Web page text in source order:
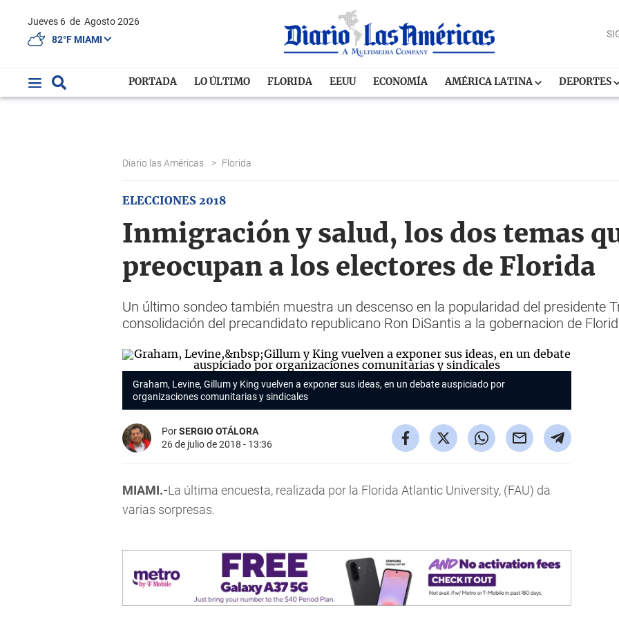
Jueves 6 de Agosto 2026
82°F MIAMI
PORTADA LO ÚLTIMO FLORIDA EEUU ECONOMÍA AMÉRICA LATINA DEPORTES
Diario las Américas > Florida
ELECCIONES 2018
Inmigración y salud, los dos temas
preocupan a los electores de Florida
Un último sondeo también muestra un descenso en la popularidad del presidente
consolidación del precandidato republicano Ron DiSantis a la gobernacion de
Graham, Levine, Gillum y King vuelven a exponer sus ideas, en un debate auspiciado por
organizaciones comunitarias y sindicales
PorSERGIO OTÁLORA
26 de julio de 2018 - 13:36
MIAMI.-La última encuesta, realizada por la Florida Atlantic University, (FAU) da
varias sorpresas.